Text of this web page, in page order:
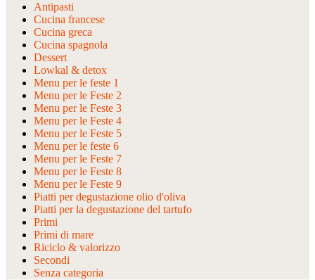
Antipasti
Cucina francese
Cucina greca
Cucina spagnola
Dessert
Lowkal & detox
Menu per le feste 1
Menu per le Feste 2
Menu per le Feste 3
Menu per le Feste 4
Menu per le Feste 5
Menu per le feste 6
Menu per le Feste 7
Menu per le Feste 8
Menu per le Feste 9
Piatti per degustazione olio d'oliva
Piatti per la degustazione del tartufo
Primi
Primi di mare
Riciclo & valorizzo
Secondi
Senza categoria